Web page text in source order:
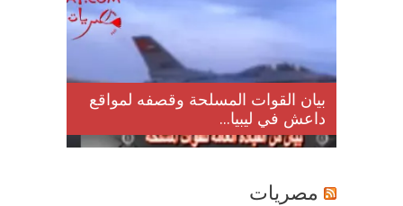
بيان القوات المسلحة وقصفه لمواقع
داعش في ليبيا...
مصريات